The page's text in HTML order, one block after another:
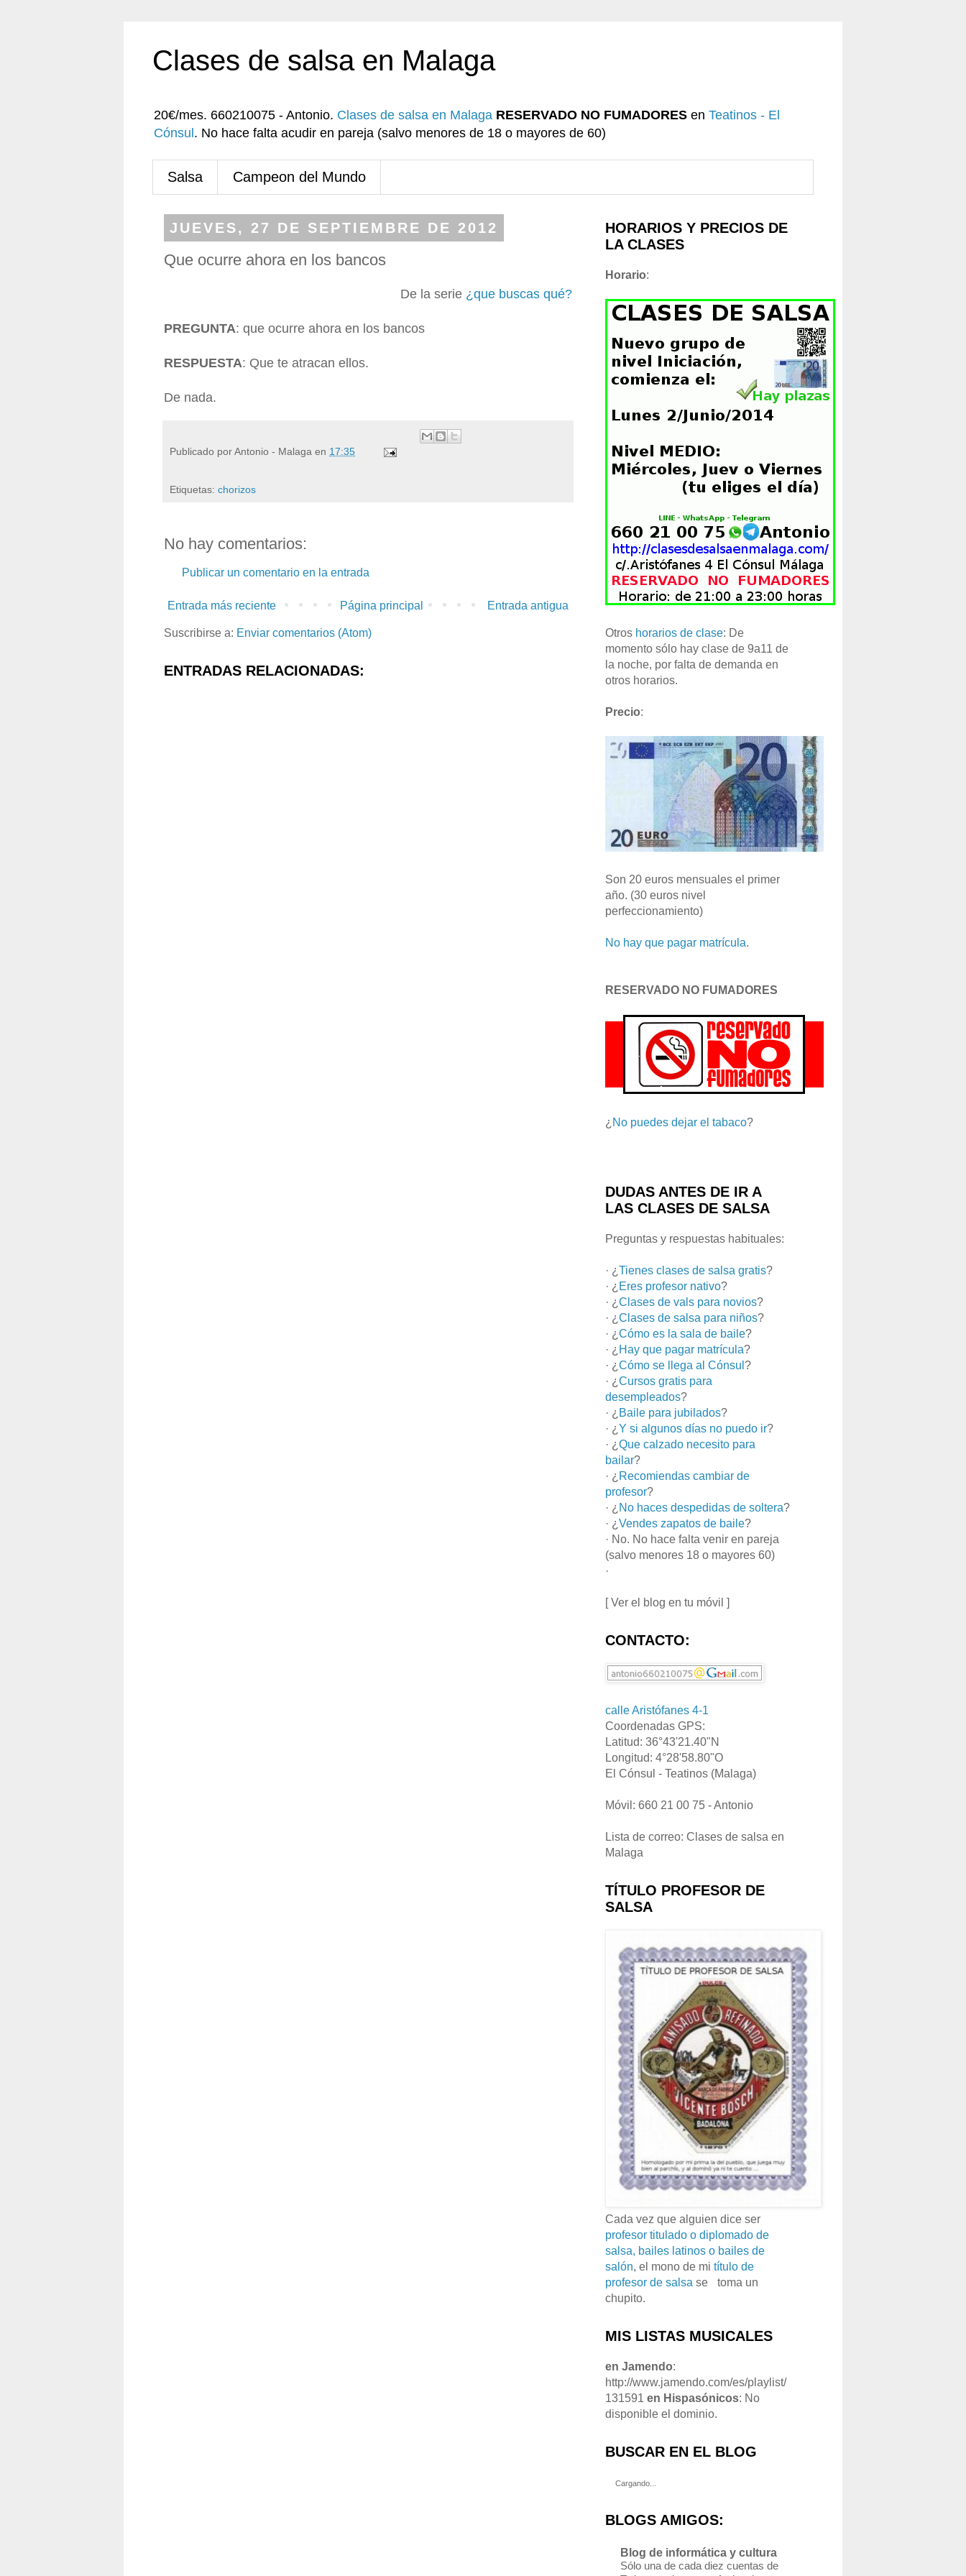
Clases de salsa en Malaga
20€/mes. 660210075 - Antonio. Clases de salsa en Malaga RESERVADO NO FUMADORES en Teatinos - El
Cónsul . No hace falta acudir en pareja (salvo menores de 18 o mayores de 60)
Salsa Campeon del Mundo
JUEVES, 27 DE SEPTIEMBRE DE 2012
Que ocurre ahora en los bancos
De la serie ¿que buscas qué?
PREGUNTA: que ocurre ahora en los bancos
RESPUESTA: Que te atracan ellos.
De nada.
Publicado porAntonio - Malaga en 17:35
Etiquetas: chorizos
No hay comentarios:
Publicar un comentario en la entrada
Entrada más reciente Entrada antigua
Página principal
Suscribirse a: Enviar comentarios (Atom)
ENTRADAS RELACIONADAS:
HORARIOS Y PRECIOS DE
LA CLASES
Horario:
Otros horarios de clase: De
momento sólo hay clase de 9a11 de
la noche, por falta de demanda en
otros horarios.
Precio:
Son 20 euros mensuales el primer
año. (30 euros nivel
perfeccionamiento)
No hay que pagar matrícula.
RESERVADO NO FUMADORES
¿ No puedes dejar el tabaco?
DUDAS ANTES DE IR A
LAS CLASES DE SALSA
Preguntas y respuestas habituales:
· ¿ Tienes clases de salsa gratis?
· ¿ Eres profesor nativo?
· ¿ Clases de vals para novios?
· ¿ Clases de salsa para niños?
· ¿ Cómo es la sala de baile?
· ¿ Hay que pagar matrícula?
· ¿ Cómo se llega al Cónsul ?
· ¿ Cursos gratis para
desempleados?
· ¿ Baile para jubilados?
· ¿ Y si algunos días no puedo ir?
· ¿ Que calzado necesito para
bailar?
· ¿ Recomiendas cambiar de
profesor?
· ¿ No haces despedidas de soltera?
· ¿ Vendes zapatos de baile?
· No. No hace falta venir en pareja
(salvo menores 18 o mayores 60)
·
[ Ver el blog en tu móvil ]
CONTACTO:
calle Aristófanes 4-1
Coordenadas GPS:
Latitud: 36°43'21.40"N
Longitud: 4°28'58.80"O
El Cónsul - Teatinos (Malaga)
Móvil: 660 21 00 75 - Antonio
Lista de correo: Clases de salsa en
Malaga
TÍTULO PROFESOR DE
SALSA
Cada vez que alguien dice ser
profesor titulado o diplomado de
salsa, bailes latinos o bailes de
salón, el mono de mi título de
profesor de salsa se
toma un
chupito.
MIS LISTAS MUSICALES
en Jamendo:
http://www.jamendo.com/es/playlist/
131591 en Hispasónicos: No
disponible el dominio.
BUSCAR EN EL BLOG
Cargando...
BLOGS AMIGOS:
Blog de informática y cultura
Sólo una de cada diez cuentas de